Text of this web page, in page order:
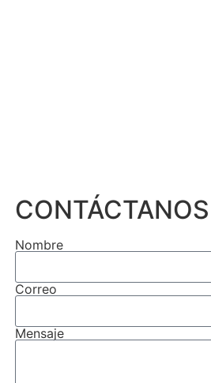
CONTÁCTANOS
Nombre
Correo
Mensaje